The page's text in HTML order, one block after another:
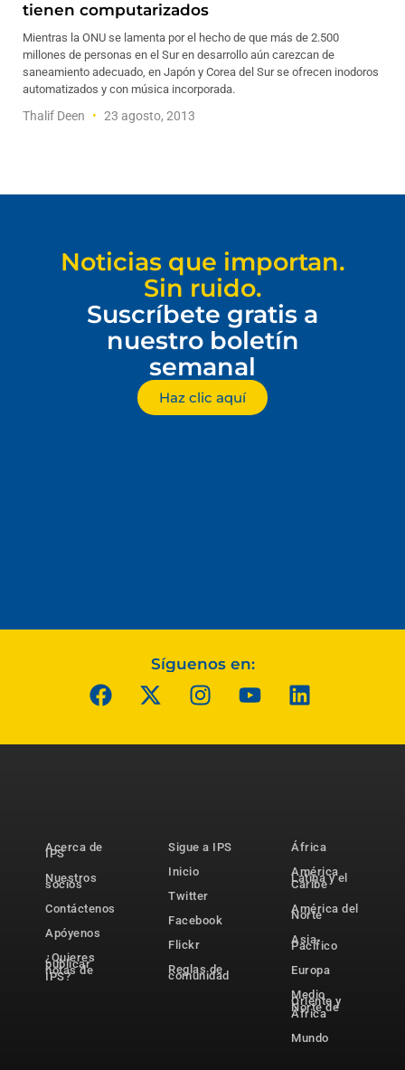
tienen computarizados
Mientras la ONU se lamenta por el hecho de que más de 2.500
millones de personas en el Sur en desarrollo aún carezcan de
saneamiento adecuado, en Japón y Corea del Sur se ofrecen inodoros
automatizados y con música incorporada.
Thalif Deen 23 agosto, 2013
Noticias que importan.
Sin ruido.
Suscríbete gratis a
nuestro boletín
semanal
Haz clic aquí
Síguenos en:
Acerca de
IPS
Nuestros
socios
Contáctenos
Apóyenos
¿Quieres
publicar
notas de
IPS?
Sigue a IPS
Inicio
Twitter
Facebook
Flickr
Reglas de
comunidad
África
América
Latina y el
Caribe
América del
Norte
Asia-
Pacífico
Europa
Medio
Oriente y
Norte de
África
Mundo